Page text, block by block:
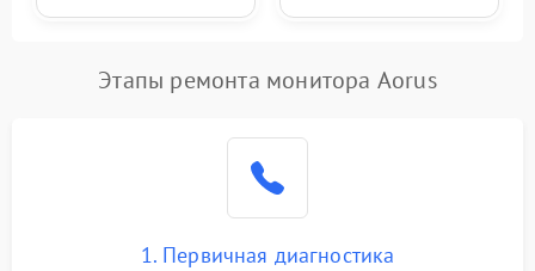
Этапы ремонта монитора Aorus
1. Первичная диагностика